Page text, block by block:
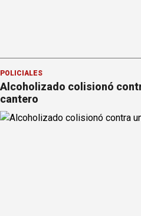
POLICIALES
Alcoholizado colisionó
cantero